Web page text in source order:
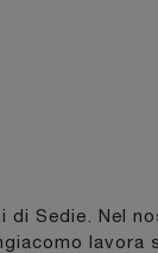
Sedie. Nel
lavora